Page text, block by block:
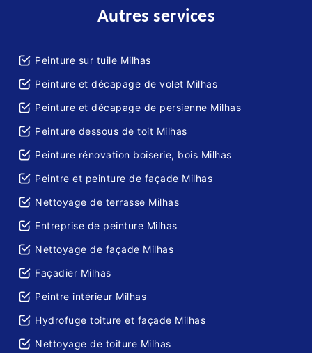
Autres services
Peinture sur tuile Milhas
Peinture et décapage de volet Milhas
Peinture et décapage de persienne Milhas
Peinture dessous de toit Milhas
Peinture rénovation boiserie, bois Milhas
Peintre et peinture de façade Milhas
Nettoyage de terrasse Milhas
Entreprise de peinture Milhas
Nettoyage de façade Milhas
Façadier Milhas
Peintre intérieur Milhas
Hydrofuge toiture et façade Milhas
Nettoyage de toiture Milhas